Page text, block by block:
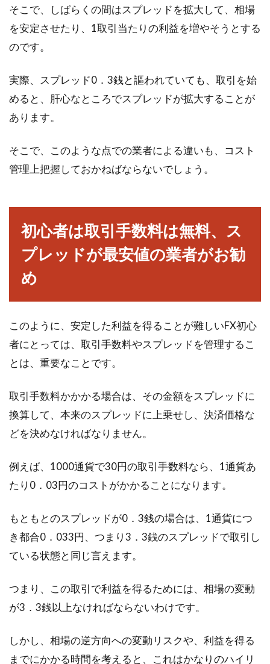
そこで、しばらくの間はスプレッドを拡大して、相場
を安定させたり、1取引当たりの利益を増やそうとする
のです。
実際、スプレッド0．3銭と謳われていても、取引を始
めると、肝心なところでスプレッドが拡大することが
あります。
そこで、このような点での業者による違いも、コスト
管理上把握しておかねばならないでしょう。
初心者は取引手数料は無料、ス
プレッドが最安値の業者がお勧
め
このように、安定した利益を得ることが難しいFX初心
者にとっては、取引手数料やスプレッドを管理するこ
とは、重要なことです。
取引手数料かかかる場合は、その金額をスプレッドに
換算して、本来のスプレッドに上乗せし、決済価格な
どを決めなければなりません。
例えば、1000通貨で30円の取引手数料なら、1通貨あ
たり0．03円のコストがかかることになります。
もともとのスプレッドが0．3銭の場合は、1通貨につ
き都合0．033円、つまり3．3銭のスプレッドで取引し
ている状態と同じ言えます。
つまり、この取引で利益を得るためには、相場の変動
が3．3銭以上なければならないわけです。
しかし、相場の逆方向への変動リスクや、利益を得る
までにかかる時間を考えると、これはかなりのハイリ